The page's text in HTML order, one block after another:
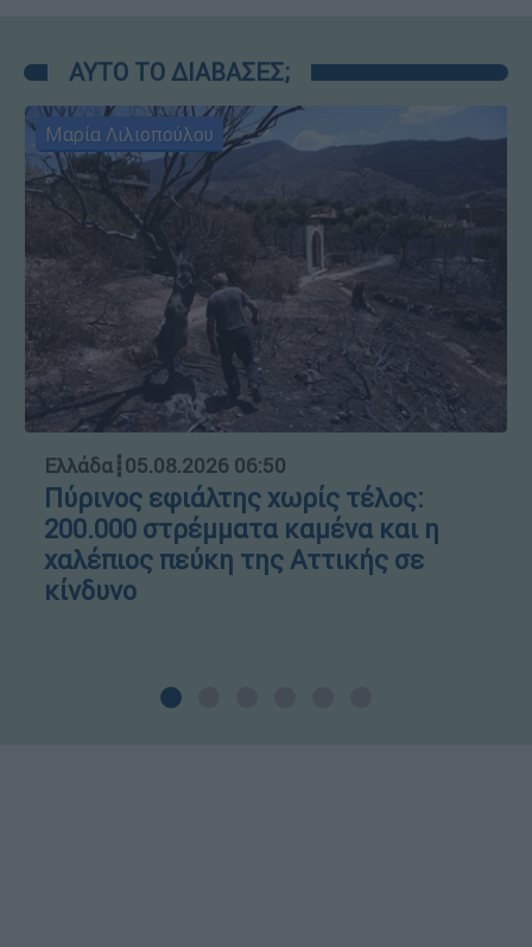
ΑΥΤΟ ΤΟ ΔΙΑΒΑΣΕΣ;
Μαρία Λιλιοπούλου
Ελλάδα┋05.08.2026 06:50
Πύρινος εφιάλτης χωρίς τέλος:
200.000 στρέμματα καμένα και η
χαλέπιος πεύκη της Αττικής σε
κίνδυνο